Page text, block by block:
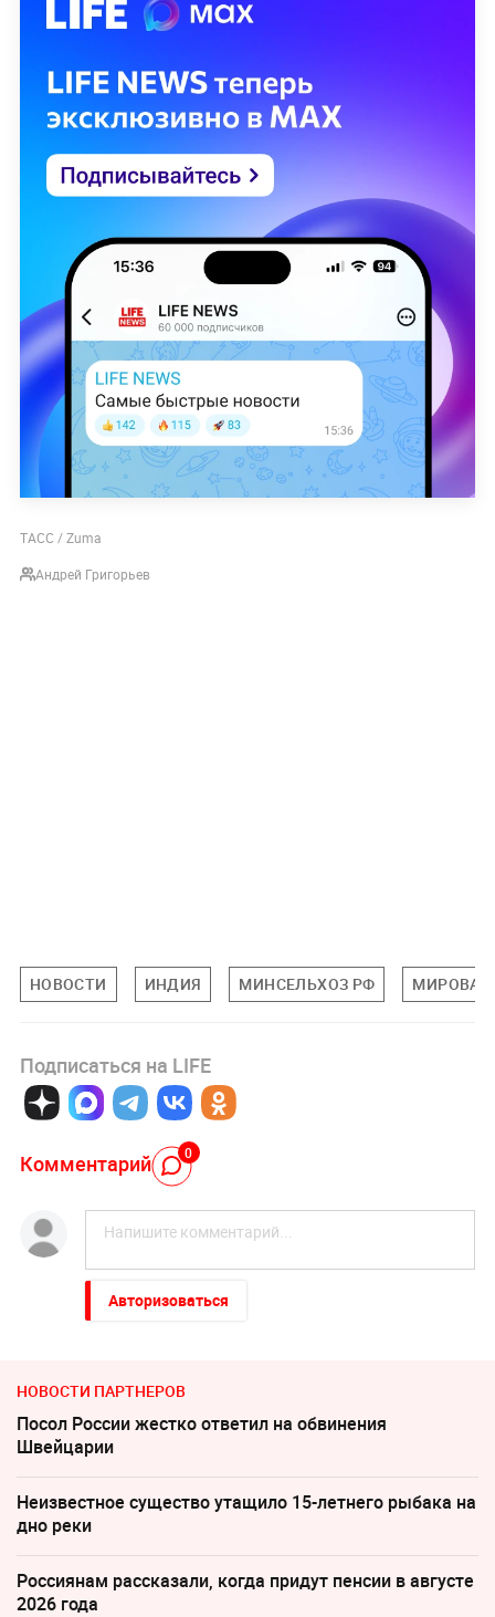
ТАСС / Zuma
Андрей Григорьев
НОВОСТИ ИНДИЯ МИНСЕЛЬХОЗ РФ
Подписаться на LIFE
Комментарий 0
Авторизоваться
НОВОСТИ ПАРТНЕРОВ
Посол России жестко ответил на обвинения
Швейцарии
Неизвестное существо утащило 15-летнего рыбака на
дно реки
Россиянам рассказали, когда придут пенсии в августе
2026 года